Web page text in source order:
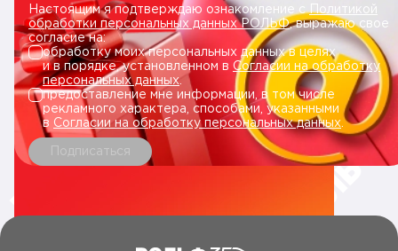
Настоящим я подтверждаю ознакомление сПолитикой
обработки персональных данных РОЛЬФ, выражаю свое
согласие на:
обработку моих персональных данных в целях
и в порядке, установленном в Согласии на обработку
персональных данных.
предоставление мне информации, в том числе
рекламного характера, способами, указанными
в Согласии на обработку персональных данных
Подписаться